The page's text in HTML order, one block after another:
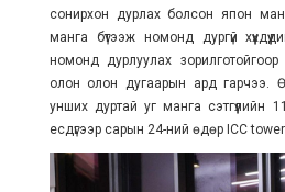
сонирхон дурлах болсон япон
манга бүтээж номонд дургүй
номонд дурлуулах зорилготойгоор
олон олон дугаарын ард гарчээ.
унших дуртай уг манга сэтгүүлийн
есдүгээр сарын 24-ний өдөр ICC